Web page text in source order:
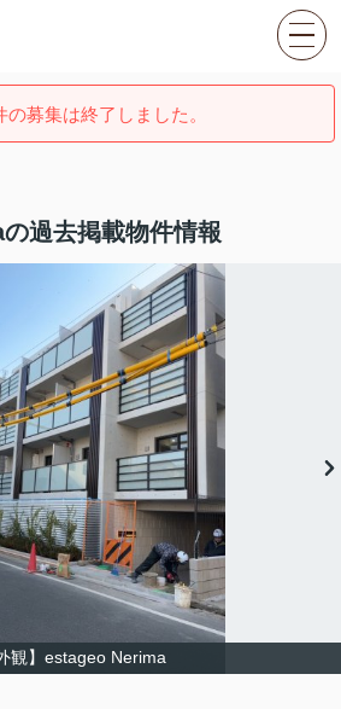
の募集は終了しました。
過去掲載物件情報
観】estageo Nerima